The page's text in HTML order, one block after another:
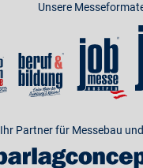
Unsere
Ihr Partner für Messebau